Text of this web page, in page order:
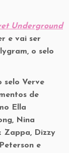
Underground
e vai ser
o selo
selo Verve
de
Ella
Nina
Zappa, Dizzy
e